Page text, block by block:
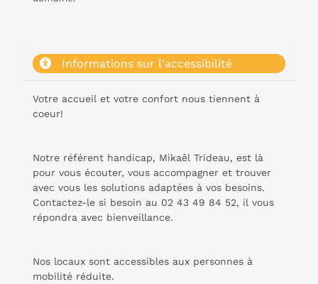
Informations sur l'accessibilité
Votre accueil et votre confort nous tiennent à
coeur!
Notre référent handicap, Mikaêl Trideau, est là
pour vous écouter, vous accompagner et trouver
avec vous les solutions adaptées à vos besoins.
Contactez-le si besoin au 02 43 49 84 52, il vous
répondra avec bienveillance.
Nos locaux sont accessibles aux personnes à
mobilité réduite.